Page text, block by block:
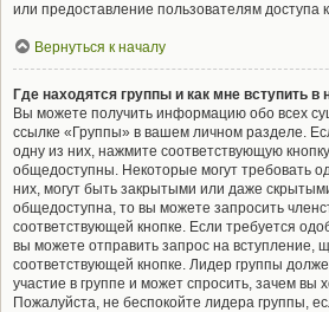
или предоставление пользователям
Вернуться к началу
Где находятся группы и как мне вступить в
Вы можете получить информацию обо всех
ссылке «Группы» в вашем личном разделе.
одну из них, нажмите соответствующую
общедоступны. Некоторые могут требовать
них, могут быть закрытыми или даже
общедоступна, то вы можете запросить
соответствующей кнопке. Если требуется
вы можете отправить запрос на вступление,
соответствующей кнопке. Лидер группы
участие в группе и может спросить, зачем вы
Пожалуйста, не беспокойте лидера группы,